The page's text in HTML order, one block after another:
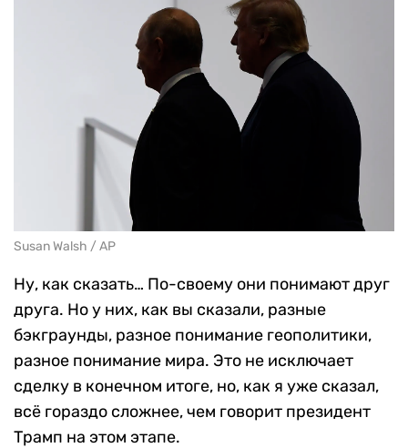
Susan Walsh / AP
Ну, как сказать… По-своему они понимают друг
друга. Но у них, как вы сказали, разные
бэкграунды, разное понимание геополитики,
разное понимание мира. Это не исключает
сделку в конечном итоге, но, как я уже сказал,
всё гораздо сложнее, чем говорит президент
Трамп на этом этапе.